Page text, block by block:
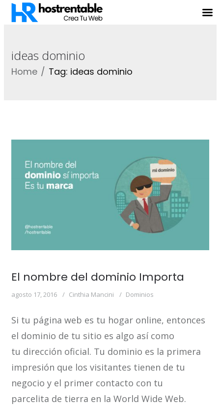
ideas dominio
Home Tag: ideas dominio
El nombre del dominio Importa
agosto 17, 2016 Cinthia Mancini Dominios
Si tu página web es tu hogar online, entonces
el dominio de tu sitio es algo así como
tu dirección oficial. Tu dominio es la primera
impresión que los visitantes tienen de tu
negocio y el primer contacto con tu
parcelita de tierra en la World Wide Web.